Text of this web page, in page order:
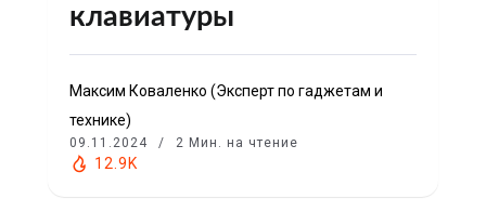
клавиатуры
Максим Коваленко (Эксперт по гаджетам и
технике)
09.11.2024 2 Мин. на чтение
12.9K